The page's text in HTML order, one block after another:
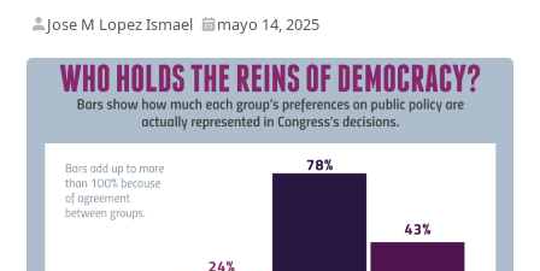
Jose M Lopez Ismael mayo 14, 2025